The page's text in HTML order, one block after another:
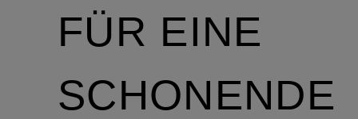
FÜR EINE
SCHONENDE